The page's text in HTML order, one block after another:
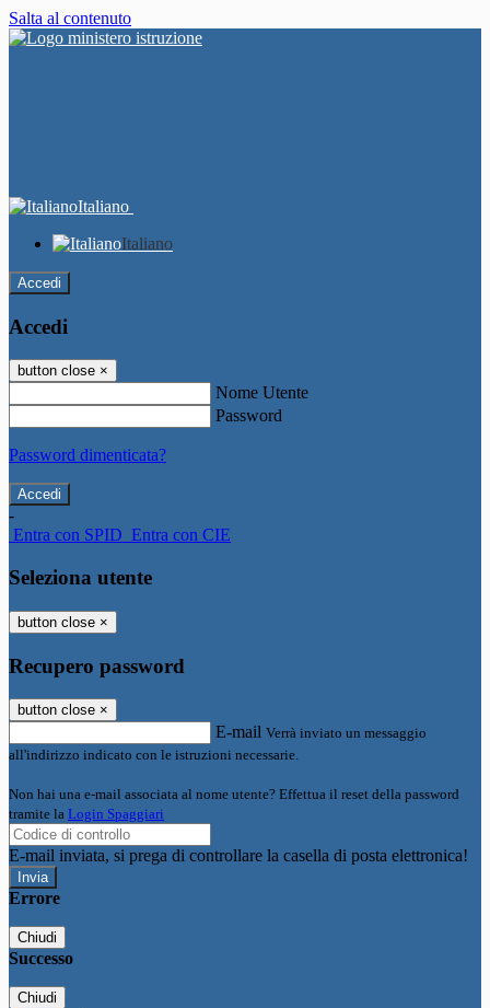
Salta al contenuto
Italiano
Italiano
Accedi
Accedi
button close ×
Nome Utente
Password
Password dimenticata?
-
Entra con SPID Entra con CIE
Seleziona utente
button close ×
Recupero password
button close ×
E-mail Verrà inviato un messaggio
all'indirizzo indicato con le istruzioni necessarie.
Non hai una e-mail associata al nome utente? Effettua il reset della password
tramite la Login Spaggiari
E-mail inviata, si prega di controllare la casella di posta elettronica!
Errore
Chiudi
Successo
Chiudi